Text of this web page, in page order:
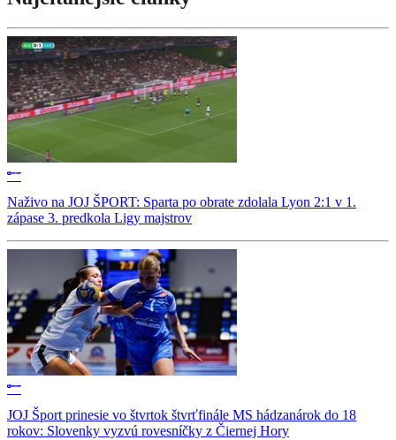
Naživo na JOJ ŠPORT: Sparta po obrate zdolala Lyon 2:1 v 1.
zápase 3. predkola Ligy majstrov
JOJ Šport prinesie vo štvrtok štvrťfinále MS hádzanárok do 18
rokov: Slovenky vyzvú rovesníčky z Čiernej Hory